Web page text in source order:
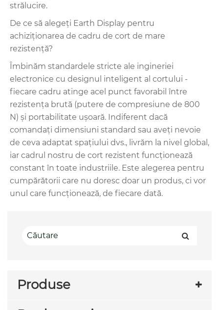
strălucire.
De ce să alegeți Earth Display pentru
achiziționarea de cadru de cort de mare
rezistență?
Îmbinăm standardele stricte ale ingineriei
electronice cu designul inteligent al cortului -
fiecare cadru atinge acel punct favorabil între
rezistența brută (putere de compresiune de 800
N) și portabilitate ușoară. Indiferent dacă
comandați dimensiuni standard sau aveți nevoie
de ceva adaptat spațiului dvs., livrăm la nivel global,
iar cadrul nostru de cort rezistent funcționează
constant în toate industriile. Este alegerea pentru
cumpărătorii care nu doresc doar un produs, ci vor
unul care funcționează, de fiecare dată.
Produse